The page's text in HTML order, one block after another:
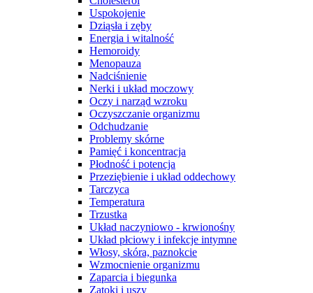
Uspokojenie
Dziąsła i zęby
Energia i witalność
Hemoroidy
Menopauza
Nadciśnienie
Nerki i układ moczowy
Oczy i narząd wzroku
Oczyszczanie organizmu
Odchudzanie
Problemy skórne
Pamięć i koncentracja
Płodność i potencja
Przeziębienie i układ oddechowy
Tarczyca
Temperatura
Trzustka
Układ naczyniowo - krwionośny
Układ płciowy i infekcje intymne
Włosy, skóra, paznokcie
Wzmocnienie organizmu
Zaparcia i biegunka
Zatoki i uszy